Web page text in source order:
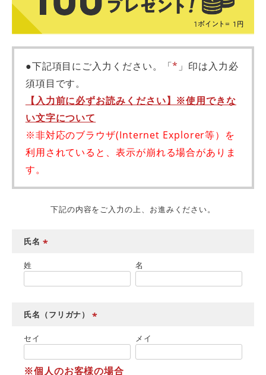
●下記項目にご入力ください。「* 」印は入力必
須項目です。
【入力前に必ずお読みください】※使用できな
い文字について
※非対応のブラウザ(Internet Explorer等）を
利用されていると、表示が崩れる場合がありま
す。
下記の内容をご入力の上、お進みください。
氏名
必
姓 名
氏名（フリガナ）
必
)
セイ メイ
※個人のお客様の場合